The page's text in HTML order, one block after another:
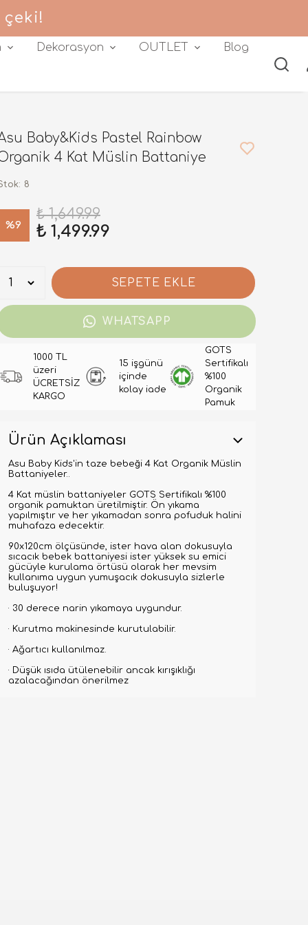
çeki!
Dekorasyon OUTLET Blog
Baby&Kids Pastel Rainbow
4 Kat Müslin Battaniye
: 8
%9
₺ 1,649.99
₺ 1,499.99
SEPETE EKLE
WHATSAPP
1000 TL
üzeri
ÜCRETSİZ
KARGO
15 işgünü
içinde
kolay iade
GOTS
Sertifikalı
%100
Organik
Pamuk
Ürün Açıklaması
Asu Baby Kids'in taze bebeği 4 Kat Organik Müslin
Battaniyeler..
4 Kat müslin battaniyeler GOTS Sertifikalı %100
organik pamuktan üretilmiştir. Ön yıkama
yapılmıştır ve her yıkamadan sonra pofuduk halini
muhafaza edecektir.
90x120cm ölçüsünde, ister hava alan dokusuyla
sıcacık bebek battaniyesi ister yüksek su emici
gücüyle kurulama örtüsü olarak her mevsim
kullanıma uygun yumuşacık dokusuyla sizlerle
buluşuyor!
· 30 derece narin yıkamaya uygundur.
· Kurutma makinesinde kurutulabilir.
· Ağartıcı kullanılmaz.
· Düşük ısıda ütülenebilir ancak kırışıklığı
azalacağından önerilmez